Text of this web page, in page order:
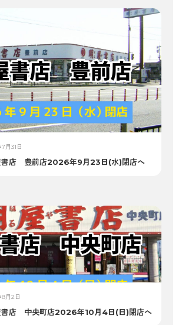
月31日
書店 豊前店2026年9月23日(水)閉店へ
月2日
書店 中央町店2026年10月4日(日)閉店へ